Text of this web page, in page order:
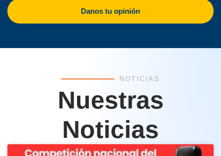
Danos tu opinión
NOTICIAS
Nuestras
Noticias